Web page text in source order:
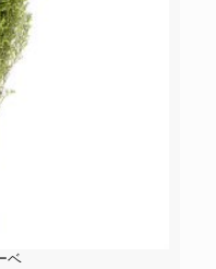
ベ